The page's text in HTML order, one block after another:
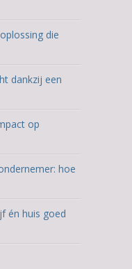
die
dankzij een
op
hoe
én huis goed